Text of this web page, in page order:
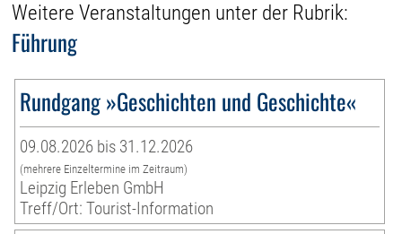
Weitere Veranstaltungen unter der Rubrik:
Führung
Rundgang »Geschichten und Geschichte«
09.08.2026 bis 31.12.2026
(mehrere Einzeltermine im Zeitraum)
Leipzig Erleben GmbH
Treff/Ort: Tourist-Information